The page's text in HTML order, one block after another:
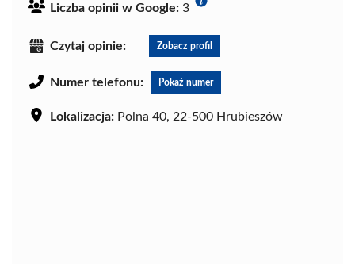
Liczba opinii w Google: 3
Czytaj opinie: Zobacz profil
Numer telefonu: Pokaż numer
Lokalizacja: Polna 40, 22-500 Hrubieszów